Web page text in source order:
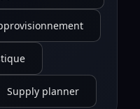
Supply planner